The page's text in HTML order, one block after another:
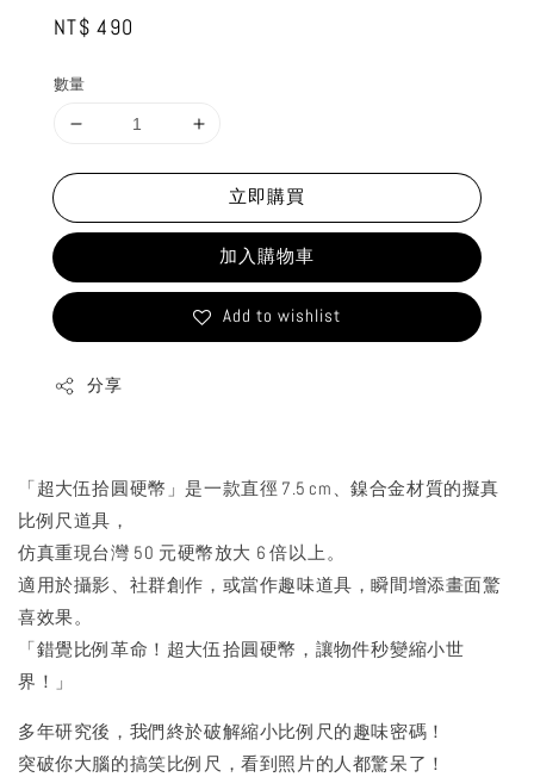
Regular
NT$ 490
數量
立即購買
加入購物車
Add to wishlist
分享
「超大伍拾圓硬幣」是一款直徑 7.5 cm、鎳合金材質的擬真
比例尺道具，
仿真重現台灣 50 元硬幣放大 6 倍以上。
適用於攝影、社群創作，或當作趣味道具，瞬間增添畫面驚
喜效果。
「錯覺比例革命！超大伍拾圓硬幣，讓物件秒變縮小世
界！」
多年研究後，我們終於破解縮小比例尺的趣味密碼！
突破你大腦的搞笑比例尺，看到照片的人都驚呆了！